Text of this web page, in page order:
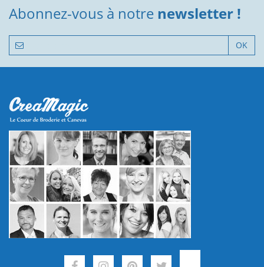
Abonnez-vous à notre newsletter !
OK